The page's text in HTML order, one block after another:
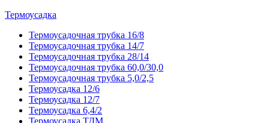
Термоусадка
Термоусадочная трубка 16/8
Термоусадочная трубка 14/7
Термоусадочная трубка 28/14
Термоусадочная трубка 60,0/30,0
Термоусадочная трубка 5,0/2,5
Термоусадка 12/6
Термоусадка 12/7
Термоусадка 6,4/2
Термоусадка ТДМ